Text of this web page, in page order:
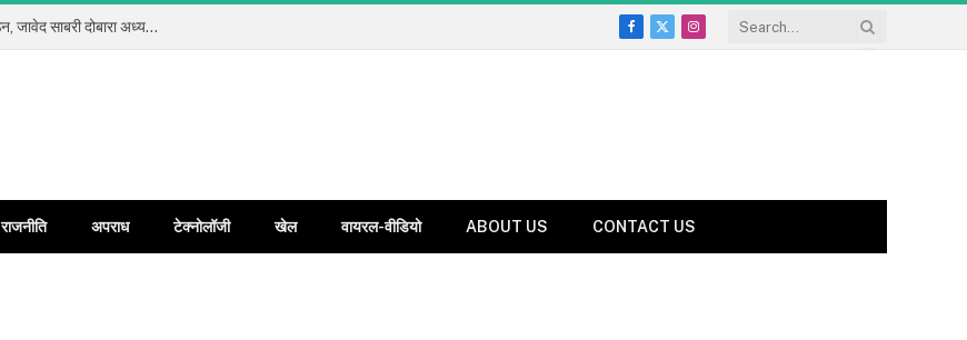
कलियर प्रेस क्लब रजि. में सर्वसम्मति से नई कार्यकारिणी का गठन, जावेद साबरी दोबारा अध्यक्ष और जावेद अंसारी बने महामंत्री
Facebook
X
Instagram
राजनीति अपराध टेक्नोलॉजी खेल वायरल-वीडियो ABOUT US CONTACT US